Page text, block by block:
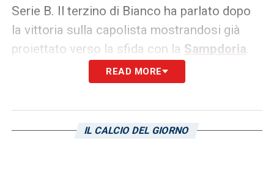
Serie B. Il terzino di Bianco ha parlato dopo
la vittoria sulla capolista mostrandosi già
proiettato verso la sfida con la Sampdoria
bene, dobbiamo proseguire su questa
READ MORE
IL CALCIO DEL GIORNO